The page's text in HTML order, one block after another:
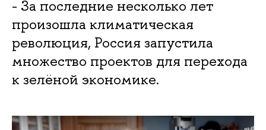
- За последние несколько лет
произошла климатическая
революция, Россия запустила
множество проектов для перехода
к зелёной экономике.